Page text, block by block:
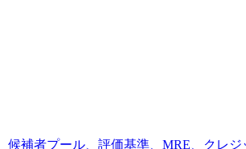
補者プール、評価基準、MRE、クレジ